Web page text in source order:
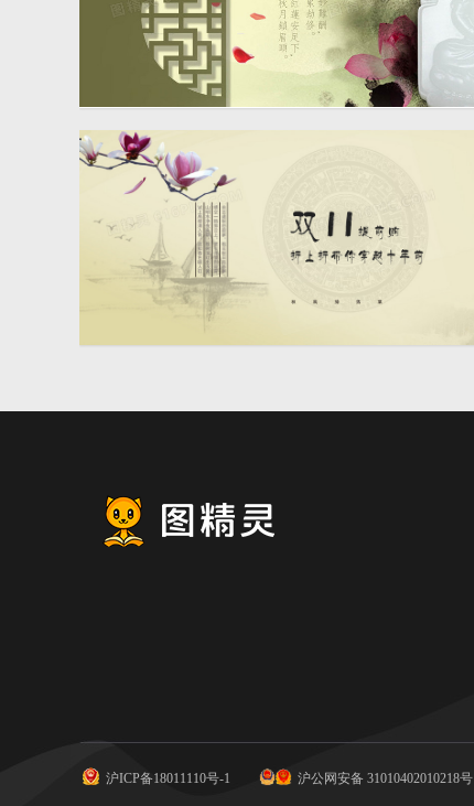
淘宝中国风玉器banner
沪ICP备18011110号-1 沪公网安备 31010402010218号